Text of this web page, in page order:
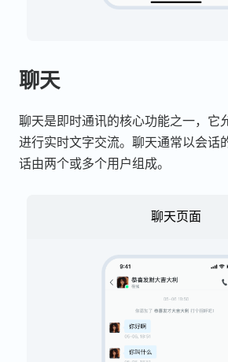
聊天
聊天是即时通讯的核心功能之一，它
进行实时文字交流。聊天通常以会话
话由两个或多个用户组成。
聊天页面